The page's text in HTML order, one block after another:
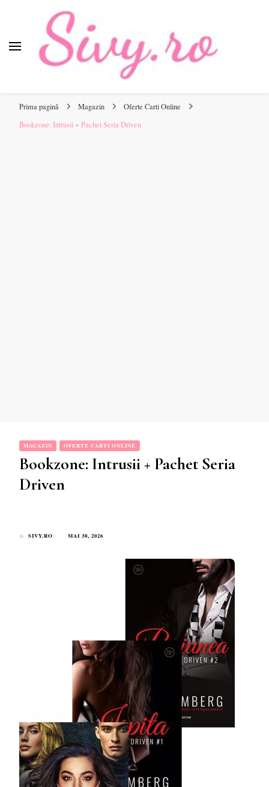
online pentru tine.
Prima pagină Magazin
Oferte Carti Online
Bookzone: Intrusii + Pachet Seria Driven
MAGAZIN OFERTE CARTI ONLINE
Bookzone: Intrusii + Pachet Seria
Driven
de SIVY.RO MAI 30, 2026